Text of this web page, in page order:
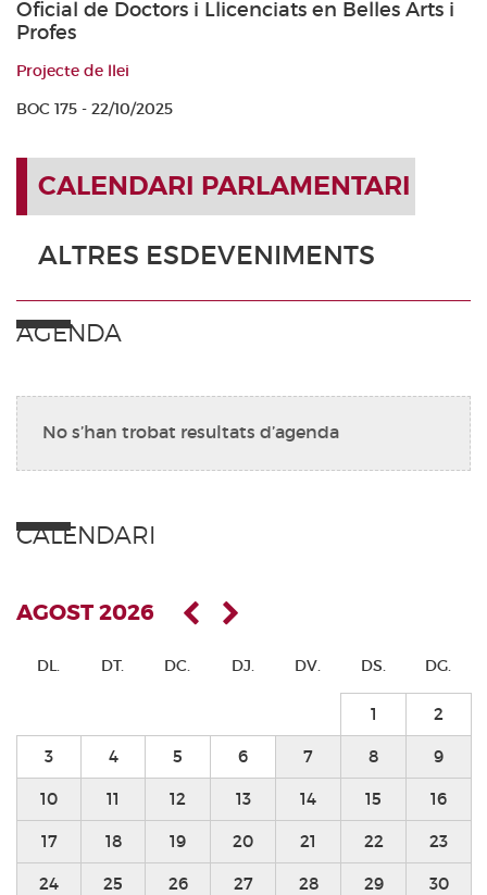
Oficial de Doctors i Llicenciats en Belles Arts i
Profes
Projecte de llei
BOC 175 - 22/10/2025
CALENDARI PARLAMENTARI
ALTRES ESDEVENIMENTS
AGENDA
No s’han trobat resultats d’agenda
CALENDARI
AGOST 2026
DL. DT. DC. DJ. DV. DS. DG.
1 2
3 4 5 6 7 8 9
10 11 12 13 14 15 16
17 18 19 20 21 22 23
24 25 26 27 28 29 30